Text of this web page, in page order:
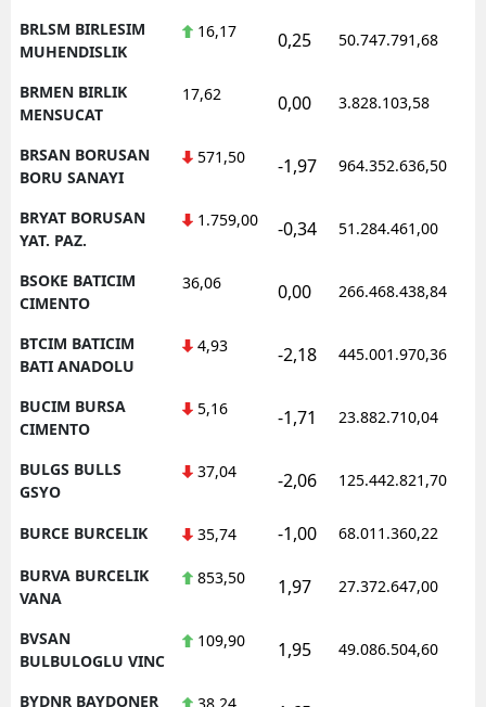
BRLSM BIRLESIM
MUHENDISLIK
16,17 0,25 50.747.791,68
BRMEN BIRLIK
MENSUCAT
17,62 0,00 3.828.103,58
BRSAN BORUSAN
BORU SANAYI
571,50 -1,97 964.352.636,50
BRYAT BORUSAN
YAT. PAZ.
1.759,00 -0,34 51.284.461,00
BSOKE BATICIM
CIMENTO
36,06 0,00 266.468.438,84
BTCIM BATICIM
BATI ANADOLU
4,93 -2,18 445.001.970,36
BUCIM BURSA
CIMENTO
5,16 -1,71 23.882.710,04
BULGS BULLS
GSYO
37,04 -2,06 125.442.821,70
BURCE BURCELIK 35,74 -1,00 68.011.360,22
BURVA BURCELIK
VANA
853,50 1,97 27.372.647,00
BVSAN
BULBULOGLU VINC
109,90 1,95 49.086.504,60
BYDNR BAYDONER 38,24